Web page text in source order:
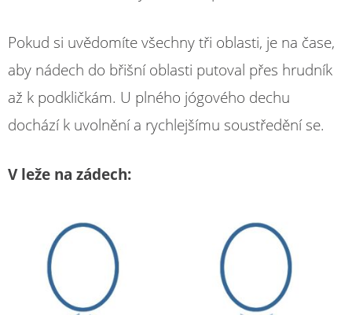
Pokud si uvědomíte všechny tři oblasti, je na čase,
aby nádech do břišní oblasti putoval přes hrudník
až k podkličkám. U plného jógového dechu
dochází k uvolnění a rychlejšímu soustředění se.
V leže na zádech: